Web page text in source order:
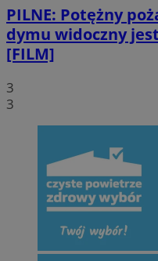
PILNE: Potężny
dymu widoczny
[FILM]
3
3